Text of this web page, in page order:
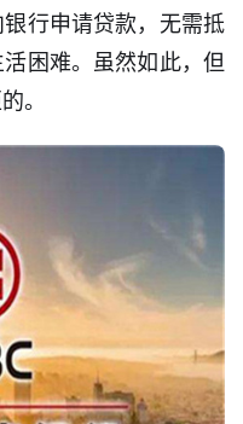
行申请贷款，无需抵
困难。虽然如此，但
。